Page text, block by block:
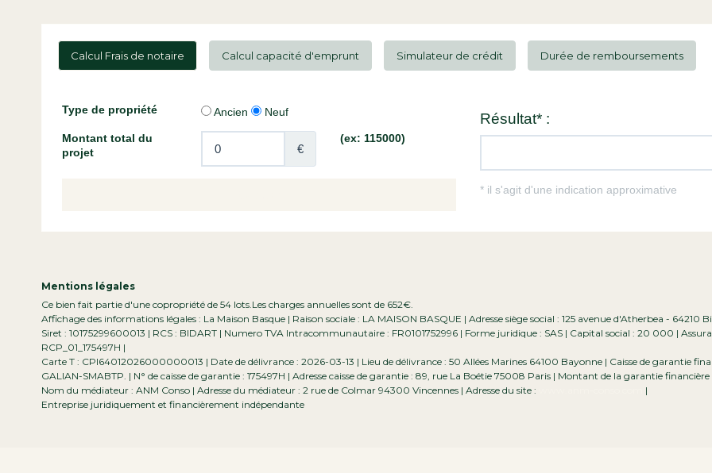
Calcul Frais de notaire Calcul capacité d'emprunt Simulateur de crédit Durée de remboursements
Mentions légales
Ce bien fait partie d'une copropriété de 54 lots.Les charges annuelles sont de 652€.
Affichage des informations légales : La Maison Basque | Raison sociale : LA MAISON BASQUE | Adresse siège social : 125 avenue d'Atherbea - 64210
Siret : 10175299600013 | RCS : BIDART | Numero TVA Intracommunautaire : FR0101752996 | Forme juridique : SAS | Capital social : 20 000 |
RCP_01_175497H |
Carte T : CPI64012026000000013 | Date de délivrance : 2026-03-13 | Lieu de délivrance : 50 Allées Marines 64100 Bayonne | Caisse de garantie
GALIAN-SMABTP. | N° de caisse de garantie : 175497H | Adresse caisse de garantie : 89, rue La Boétie 75008 Paris | Montant de la garantie
Nom du médiateur : ANM Conso | Adresse du médiateur : 2 rue de Colmar 94300 Vincennes | Adresse du site :
|
Entreprise juridiquement et financièrement indépendante